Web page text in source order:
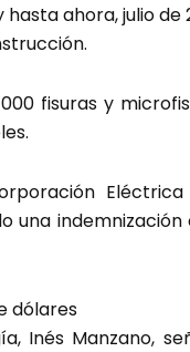
hasta ahora, julio
fisuras y
una
dólares
Inés Manzano,